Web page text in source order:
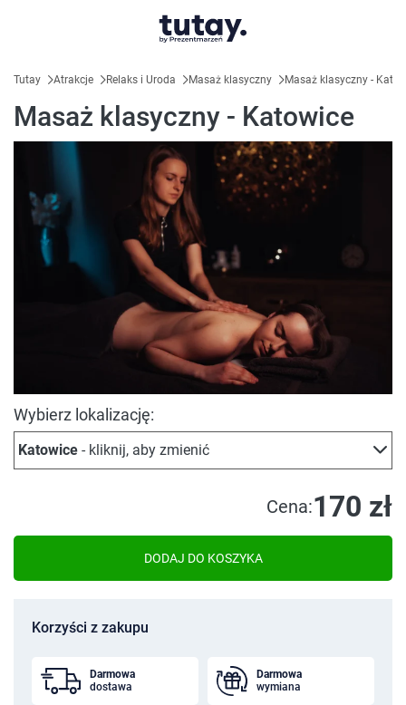
Tutay Atrakcje Relaks i Uroda Masaż klasyczny Masaż klasyczny -
Masaż klasyczny - Katowice
Wybierz lokalizację:
Katowice - kliknij, aby zmienić
Cena:170 zł
DODAJ DO KOSZYKA
Korzyści z zakupu
Darmowa
dostawa
Darmowa
wymiana